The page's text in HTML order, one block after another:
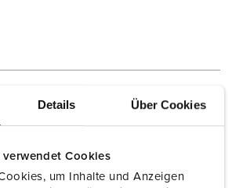
Details Über Cookies
verwendet Cookies
um Inhalte und Anzeigen